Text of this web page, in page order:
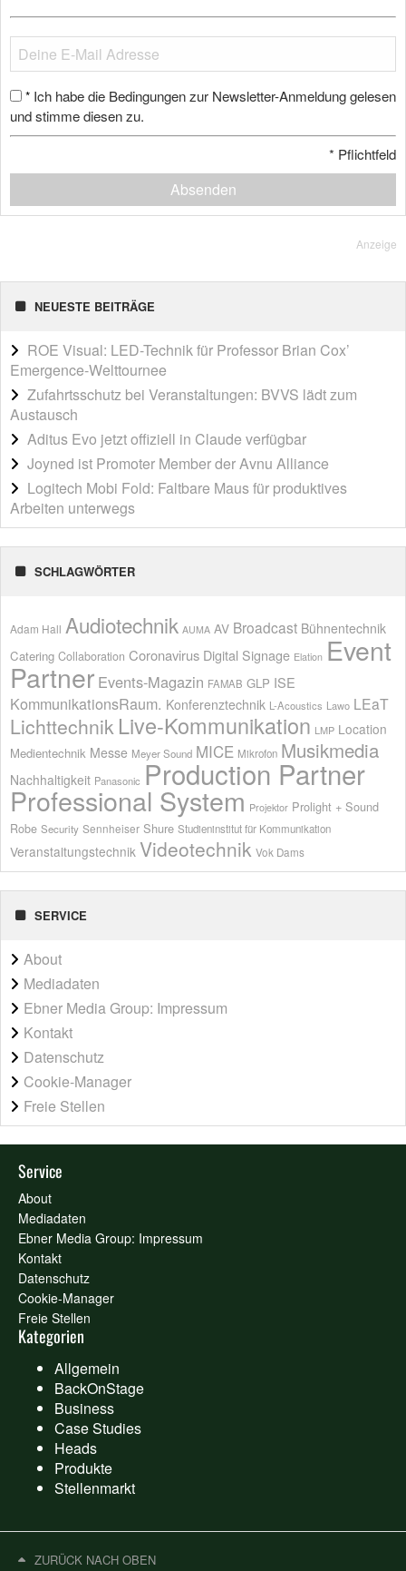
* Ich habe die Bedingungen zur Newsletter-Anmeldung gelesen
und stimme diesen zu.
* Pflichtfeld
Absenden
Anzeige
NEUESTE BEITRÄGE
ROE Visual: LED-Technik für Professor Brian Cox’
Emergence-Welttournee
Zufahrtsschutz bei Veranstaltungen: BVVS lädt zum
Austausch
Aditus Evo jetzt offiziell in Claude verfügbar
Joyned ist Promoter Member der Avnu Alliance
Logitech Mobi Fold: Faltbare Maus für produktives
Arbeiten unterwegs
SCHLAGWÖRTER
Adam Hall Audiotechnik AUMA AV Broadcast Bühnentechnik
Catering Collaboration Coronavirus Digital Signage Elation Event
Partner Events-Magazin FAMAB GLP ISE
KommunikationsRaum. Konferenztechnik L-Acoustics Lawo LEaT
Lichttechnik Live-Kommunikation LMP Location
Medientechnik Messe Meyer Sound MICE Mikrofon Musikmedia
Nachhaltigkeit Panasonic Production Partner
Professional System Projektor Prolight + Sound
Robe Security Sennheiser Shure Studieninstitut für Kommunikation
Veranstaltungstechnik Videotechnik Vok Dams
SERVICE
About
Mediadaten
Ebner Media Group: Impressum
Kontakt
Datenschutz
Cookie-Manager
Freie Stellen
Service
About
Mediadaten
Ebner Media Group: Impressum
Kontakt
Datenschutz
Cookie-Manager
Freie Stellen
Kategorien
Allgemein
BackOnStage
Business
Case Studies
Heads
Produkte
Stellenmarkt
ZURÜCK NACH OBEN